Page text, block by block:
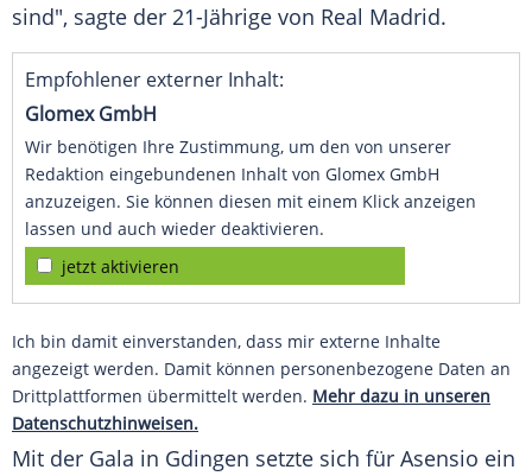
sind", sagte der 21-Jährige von Real Madrid.
Empfohlener externer Inhalt:
Glomex GmbH
Wir benötigen Ihre Zustimmung, um den von unserer
Redaktion eingebundenen Inhalt von Glomex GmbH
anzuzeigen. Sie können diesen mit einem Klick anzeigen
lassen und auch wieder deaktivieren.
jetzt aktivieren
Ich bin damit einverstanden, dass mir externe Inhalte
angezeigt werden. Damit können personenbezogene Daten an
Drittplattformen übermittelt werden. Mehr dazu in unseren
Datenschutzhinweisen.
Mit der Gala in Gdingen setzte sich für Asensio ein